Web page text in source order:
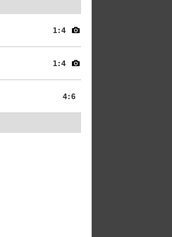
1:4
1:4
4:6